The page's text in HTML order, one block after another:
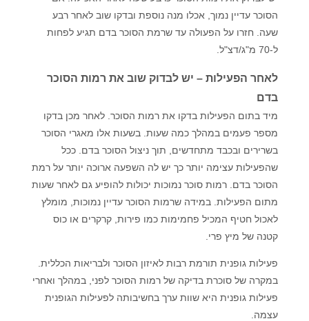
הסוכר עדיין נמוך, אכלו מנה נוספת ובדקו שוב לאחר רבע
שעה. חזרו על הפעולה עד שרמת הסוכר בדם תגיע לפחות
ל-70 מ"ג/דצ"ל.
לאחר הפעילות – יש לבדוק שוב את רמות הסוכר
בדם
מיד בתום הפעילות בדקו את רמות הסוכר. לאחר מכן בדקו
מספר פעמים במהלך כמה שעות. בשעות אלו מאגרי הסוכר
בשרירים ובכבד מתחדשים, תוך ניצול הסוכר בדם. ככל
שהפעילות עצימה יותר כך יש לה השפעה ארוכה יותר על רמת
הסוכר בדם. רמות סוכר נמוכות יכולות להופיע גם לאחר שעות
מתום הפעילות. במידה שרמות הסוכר עדיין נמוכות, מומלץ
לאכול חטיף המכיל פחמימות כמו פירות, קרקרים או כוס
קטנה של מיץ פרי.
פעילות גופנית תורמת רבות לאיזון הסוכר ולבריאות הכללית.
במקרה של סוכרת בדיקה של רמות הסוכר לפני, במהלך ואחרי
פעילות גופנית היא שוות ערך בחשיבותה לפעילות הגופנית
עצמה.